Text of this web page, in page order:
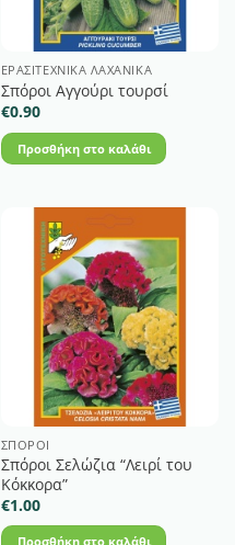
ΕΡΑΣΙΤΕΧΝΙΚΆ ΛΑΧΑΝΙΚΆ
Σπόροι Αγγούρι τουρσί
€0.90
Προσθήκη στο καλάθι
ΣΠΌΡΟΙ
Σπόροι Σελώζια “Λειρί του
Κόκκορα”
€1.00
Προσθήκη στο καλάθι